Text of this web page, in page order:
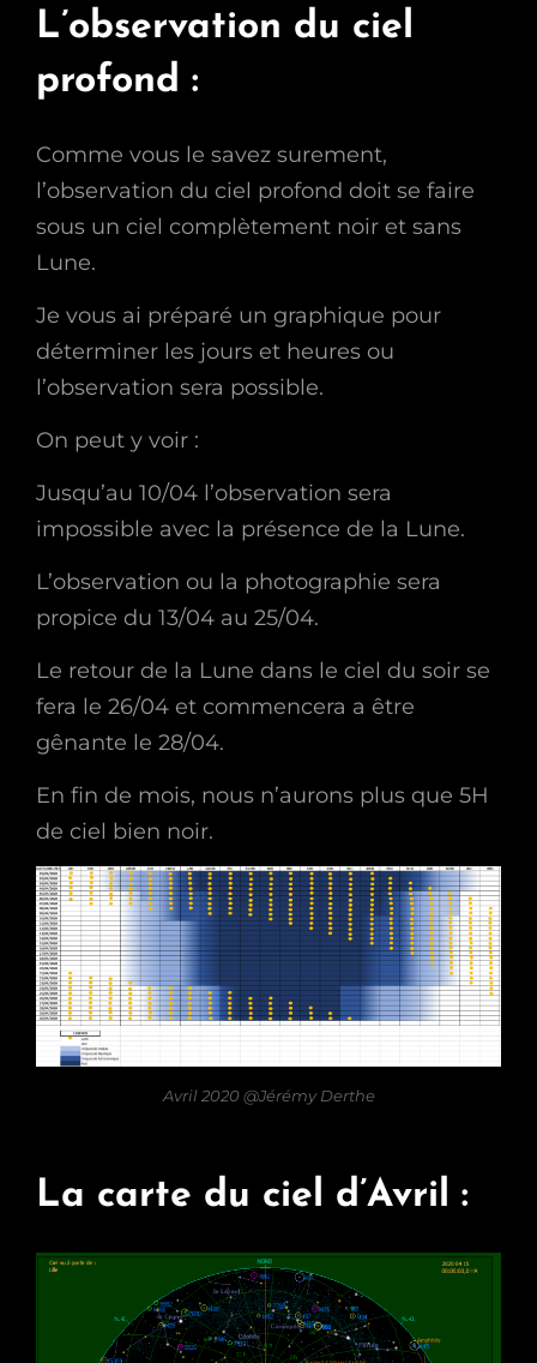
L’observation du ciel
profond :
Comme vous le savez surement,
l’observation du ciel profond doit se faire
sous un ciel complètement noir et sans
Lune.
Je vous ai préparé un graphique pour
déterminer les jours et heures ou
l’observation sera possible.
On peut y voir :
Jusqu’au 10/04 l’observation sera
impossible avec la présence de la Lune.
L’observation ou la photographie sera
propice du 13/04 au 25/04.
Le retour de la Lune dans le ciel du soir se
fera le 26/04 et commencera a être
gênante le 28/04.
En fin de mois, nous n’aurons plus que 5H
de ciel bien noir.
Avril 2020 @Jérémy Derthe
La carte du ciel d’Avril :